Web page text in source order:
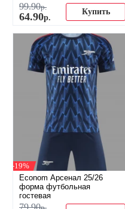
99.90р.
64.90р.
Купить
-19%
Econom Арсенал 25/26
форма футбольная
гостевая